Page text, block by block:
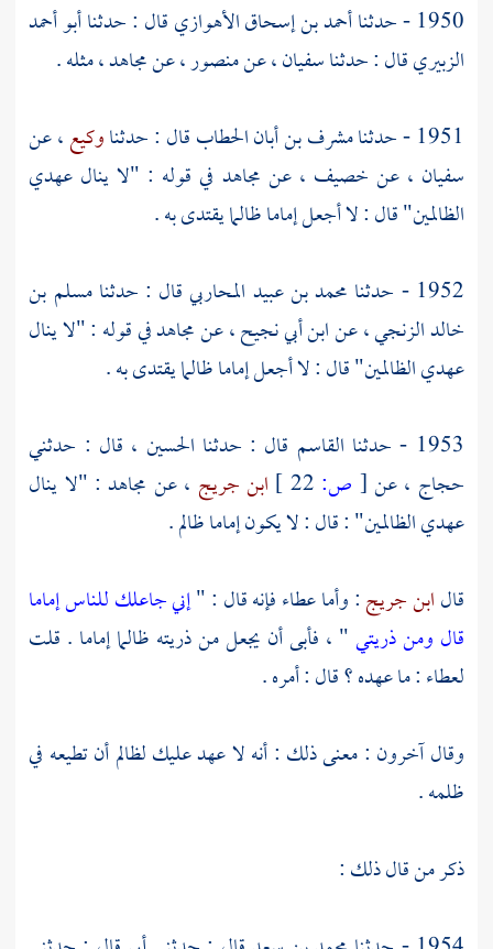
1950 - حدثنا
أحمد بن إسحاق الأهوازيقال : حدثناأبو أحمد
الزبيريقال : حدثناسفيان، عنمنصور، عنمجاهد، مثله .
1951 - حدثنا
مشرف بن أبان الحطابقال : حدثناوكيع، عن
سفيان ، عن خصيف ، عن مجاهد في قوله : "لا ينال عهدي
الظالمين" قال : لا أجعل إماما ظالما يقتدى به .
1952 - حدثنا
محمد بن عبيد المحاربيقال : حدثنامسلم بن
خالد الزنجي، عنابن أبي نجيح، عنمجاهدفي قوله : "لا ينال
عهدي الظالمين" قال : لا أجعل إماما ظالما يقتدى به .
1953 - حدثنا
القاسم قال : حدثنا الحسين ، قال : حدثني
حجاج ، عن[ ص: ابن جريج ، عن مجاهد : "لا ينال
عهدي الظالمين" : قال : لا يكون إماما ظالم .
قالابن جريج: وأماعطاءفإنه قال : "إني جاعلك للناس إماما
قال ومن ذريتي" ، فأبى أن يجعل من ذريته ظالما إماما . قلت
لعطاء: ما عهده ؟ قال : أمره .
وقال آخرون : معنى ذلك : أنه لا عهد عليك لظالم أن تطيعه في
ظلمه .
ذكر من قال ذلك :